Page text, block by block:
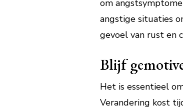
om
angstige situaties
gevoel van rust en
Blijf
Het is essentieel
Verandering kost